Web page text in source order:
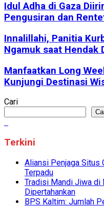
Idul Adha di Gaza
Pengusiran dan
Innalillahi, Panitia
Ngamuk saat Hendak
Manfaatkan Long
Kunjungi Destinasi
Cari
Terkini
Aliansi Penjaga Situs
Terpadu
Tradisi Mandi Jiwa di
Dipertahankan
BPS Kaltim: Jumlah